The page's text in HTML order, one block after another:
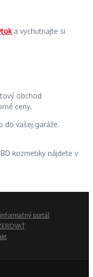
a vychutnajte si
obchod
ceny.
do vašej garáže.
kozmetiky nájdete v
portál